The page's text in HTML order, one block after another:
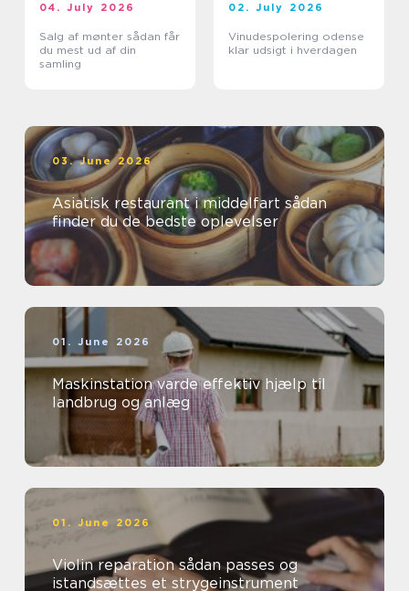
04. July 2026
Salg af mønter sådan får
du mest ud af din
samling
02. July 2026
Vinudespolering odense
klar udsigt i hverdagen
03. June 2026
Asiatisk restaurant i middelfart sådan
finder du de bedste oplevelser
01. June 2026
Maskinstation varde effektiv hjælp til
landbrug og anlæg
01. June 2026
Violin reparation sådan passes og
istandsættes et strygeinstrument